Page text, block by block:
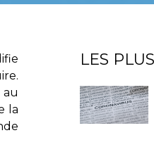
la
LES